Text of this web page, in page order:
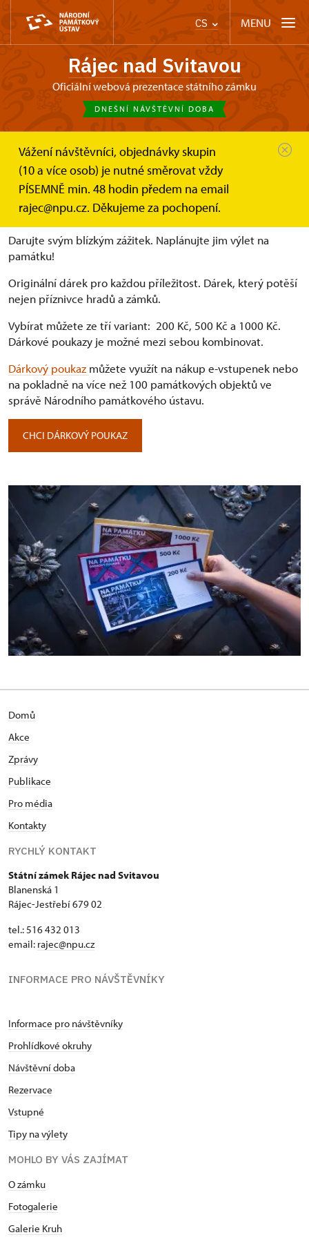
CS MENU
Rájec nad Svitavou
Oficiální webová prezentace státního zámku
DNEŠNÍ NÁVŠTĚVNÍ DOBA
Vážení návštěvníci, objednávky skupin
(10 a více osob) je nutné směrovat vždy
PÍSEMNĚ min. 48 hodin předem na email
rajec@npu.cz. Děkujeme za pochopení.
Zámek Rájec nad Svitavou
Online vstupenky a dárkové poukazy
Dárkové poukazy
Dárkové poukazy
Darujte svým blízkým zážitek. Naplánujte jim výlet na
památku!
Originální dárek pro každou příležitost. Dárek, který potěší
nejen příznivce hradů a zámků.
Vybírat můžete ze tří variant: ⁠ 200 Kč, 500 Kč a 1000 Kč.
Dárkové poukazy je možné mezi sebou kombinovat.
Dárkový poukaz můžete využít na nákup e-vstupenek nebo
na pokladně na více než 100 památkových objektů ve
správě Národního památkového ústavu.
CHCI DÁRKOVÝ POUKAZ
Domů
Akce
Zprávy
Publikace
Pro média
Kontakty
RYCHLÝ KONTAKT
Státní zámek Rájec nad Svitavou
Blanenská 1
Rájec-Jestřebí 679 02
tel.: 516 432 013
email: rajec@npu.cz
INFORMACE PRO NÁVŠTĚVNÍKY
Informace pro návštěvníky
Prohlídkové okruhy
Návštěvní doba
Rezervace
Vstupné
Tipy na výlety
MOHLO BY VÁS ZAJÍMAT
O zámku
Fotogalerie
Galerie Kruh